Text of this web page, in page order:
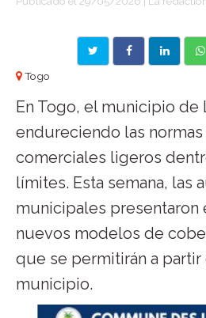
Togo
En Togo, el municipio de
endureciendo las
comerciales ligeros
límites. Esta semana, las
municipales presentaron
nuevos modelos de
que se permitirán a partir
municipio.